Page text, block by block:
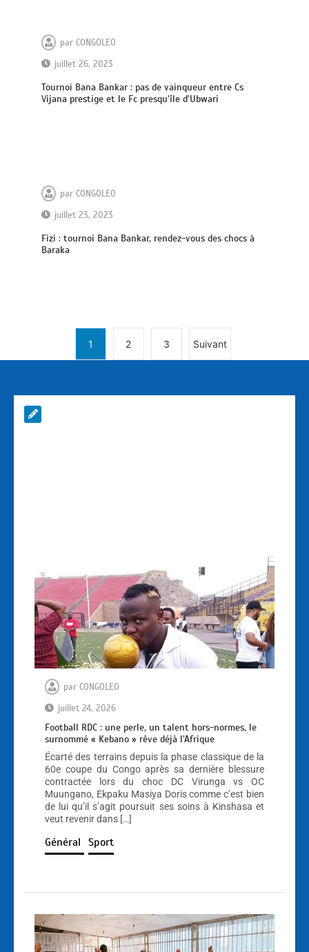
parCONGOLEO
juillet 26, 2023
Tournoi Bana Bankar : pas de vainqueur entre Cs
Vijana prestige et le Fc presqu’île d’Ubwari
parCONGOLEO
juillet 23, 2023
Fizi : tournoi Bana Bankar, rendez-vous des chocs à
Baraka
1 2 3 Suivant
par CONGOLEO
juillet 24, 2026
Football RDC : une perle, un talent hors-normes, le
surnommé « Kebano » rêve déjà l’Afrique
Écarté des terrains depuis la phase classique de la
60e coupe du Congo après sa dernière blessure
contractée lors du choc DC Virunga vs OC
Muungano, Ekpaku Masiya Doris comme c’est bien
de lui qu’il s’agit poursuit ses soins à Kinshasa et
veut revenir dans […]
Général Sport